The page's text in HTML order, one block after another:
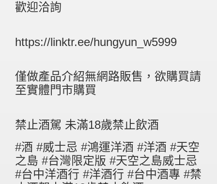
歡迎洽詢
https://linktr.ee/hungyun_w5999
僅做產品介紹無網路販售，欲購買請
至實體門市購買
禁止酒駕 未滿18歲禁止飲酒
#酒 #威士忌 #鴻運洋酒 #洋酒 #天空
之島 #台灣限定版 #天空之島威士忌
#台中洋酒行 #洋酒行 #台中酒專 #禁